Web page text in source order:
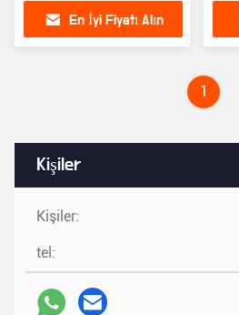
Kişiler
Kişiler:
tel:
En İyi Fiyatı Alın
1